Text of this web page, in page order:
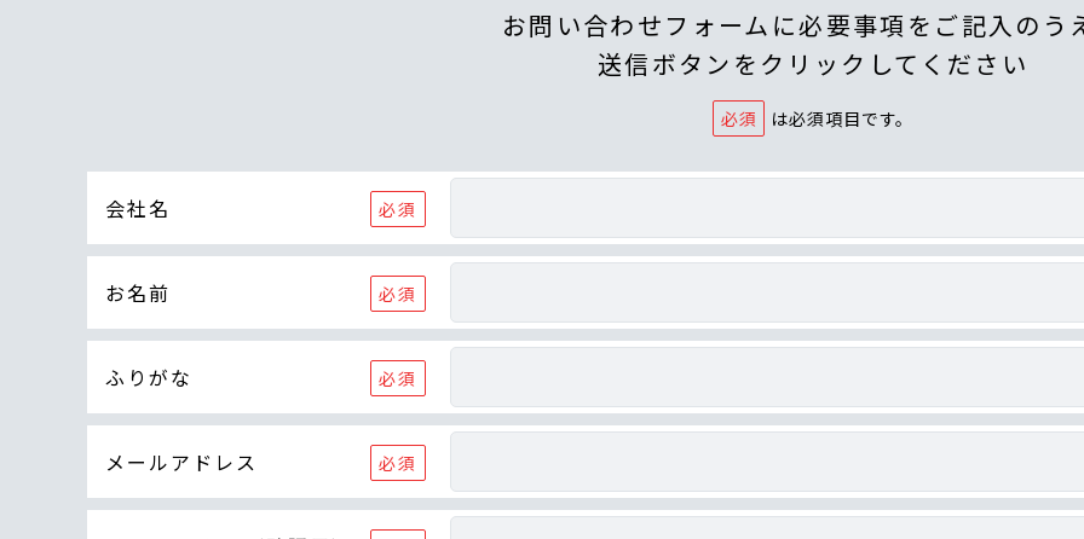
お問い合わせフォームに必要事項をご記入のう
送信ボタンをクリックしてください
は必須項目です。
会社名
お名前
ふりがな
メールアドレス